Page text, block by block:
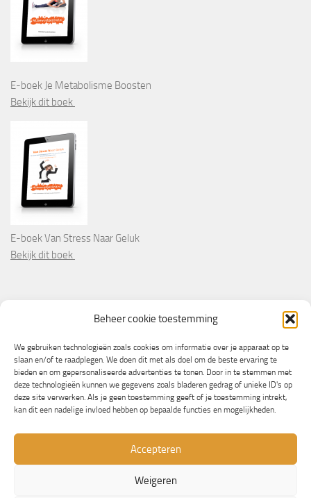
Beheer cookie toestemming
We gebruiken technologieën zoals cookies om informatie over je apparaat op te
slaan en/of te raadplegen. We doen dit met als doel om de beste ervaring te
bieden en om gepersonaliseerde advertenties te tonen. Door in te stemmen met
deze technologieën kunnen we gegevens zoals bladeren gedrag of unieke ID's op
deze site verwerken. Als je geen toestemming geeft of je toestemming intrekt,
kan dit een nadelige invloed hebben op bepaalde functies en mogelijkheden.
Accepteren
Weigeren
E-boek Je Metabolisme Boosten
Bekijk dit boek
E-boek Van Stress Naar Geluk
Bekijk dit boek